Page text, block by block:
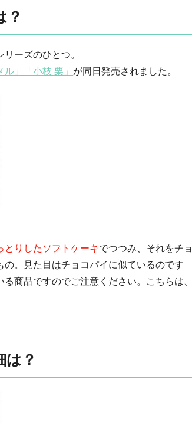
？
ーズのひとつ。
ル」 「小枝 栗」 が同日発売されました。
とりしたソフトケーキでつつみ、それをチョ
。見た目はチョコパイに似ているのです
る商品ですのでご注意ください。こちらは、
は？